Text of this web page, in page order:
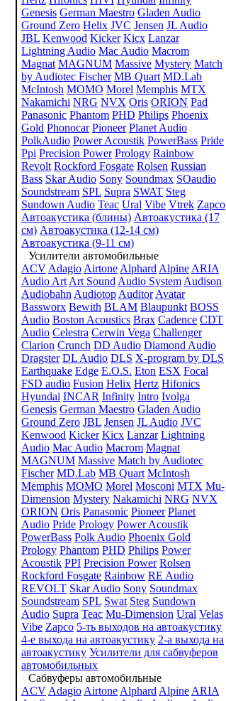
Genesis German Maestro Gladen Audio
Ground Zero Helix JVC Jensen JL Audio
JBL Kenwood Kicker Kicx Lanzar
Lightning Audio Mac Audio Macrom
Magnat MAGNUM Massive Mystery Match
by Audiotec Fischer MB Quart MD.Lab
McIntosh MOMO Morel Memphis MTX
Nakamichi NRG NVX Oris ORION Pad
Panasonic Phantom PHD Philips Phoenix
Gold Phonocar Pioneer Planet Audio
PolkAudio Power Acoustik PowerBass Pride
Ppi Precision Power Prology Rainbow
Revolt Rockford Fosgate Rolsen Russian
Bass Skar Audio Sony Soundmax SOaudio
Soundstream SPL Supra SWAT Steg
Sundown Audio Teac Ural Vibe Vtrek Zapco
Автоакустика (блины) Автоакустика (17
см) Автоакустика (12-14 см)
Автоакустика (9-11 см)
Усилители автомобильные
ACV Adagio Airtone Alphard Alpine ARIA
Audio Art Art Sound Audio System Audison
Audiobahn Audiotop Auditor Avatar
Bassworx Bewith BLAM Blaupunkt BOSS
Audio Boston Acoustics Brax Cadence CDT
Audio Celestra Cerwin Vega Challenger
Clarion Crunch DD Audio Diamond Audio
Dragster DL Audio DLS X-program by DLS
Earthquake Edge E.O.S. Eton ESX Focal
FSD audio Fusion Helix Hertz Hifonics
Hyundai INCAR Infinity Intro Ivolga
Genesis German Maestro Gladen Audio
Ground Zero JBL Jensen JL Audio JVC
Kenwood Kicker Kicx Lanzar Lightning
Audio Mac Audio Macrom Magnat
MAGNUM Massive Match by Audiotec
Fischer MD.Lab MB Quart McIntosh
Memphis MOMO Morel Mosconi MTX Mu-
Dimension Mystery Nakamichi NRG NVX
ORION Oris Panasonic Pioneer Planet
Audio Pride Prology Power Acoustik
PowerBass Polk Audio Phoenix Gold
Prology Phantom PHD Philips Power
Acoustik PPI Precision Power Rolsen
Rockford Fosgate Rainbow RE Audio
REVOLT Skar Audio Sony Soundmax
Soundstream SPL Swat Steg Sundown
Audio Supra Teac Mu-Dimension Ural Velas
Vibe Zapco 5-ть выходов на автоакустику
4-е выхода на автоакустику 2-а выхода на
автоакустику Усилители для сабвуферов
автомобильных
Сабвуферы автомобильные
ACV Adagio Airtone Alphard Alpine ARIA